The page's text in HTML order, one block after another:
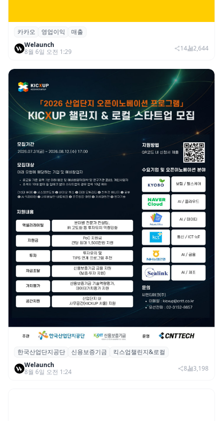
카카오, 2026년 2분기 매출 2조985억·영업
이익 2770억…역대 분기 최대
카카오 영업이익
매출
Welaunch
8월 6일 오전 1:29
14 2,644
산단공·신보, 2026 ‘킥스업 챌린지&로컬’ 참
여 스타트업 모집
한국산업단지공단 신용보증기금
킥스업챌린지&로컬
Welaunch
8월 6일 오전 1:24
8 3,198